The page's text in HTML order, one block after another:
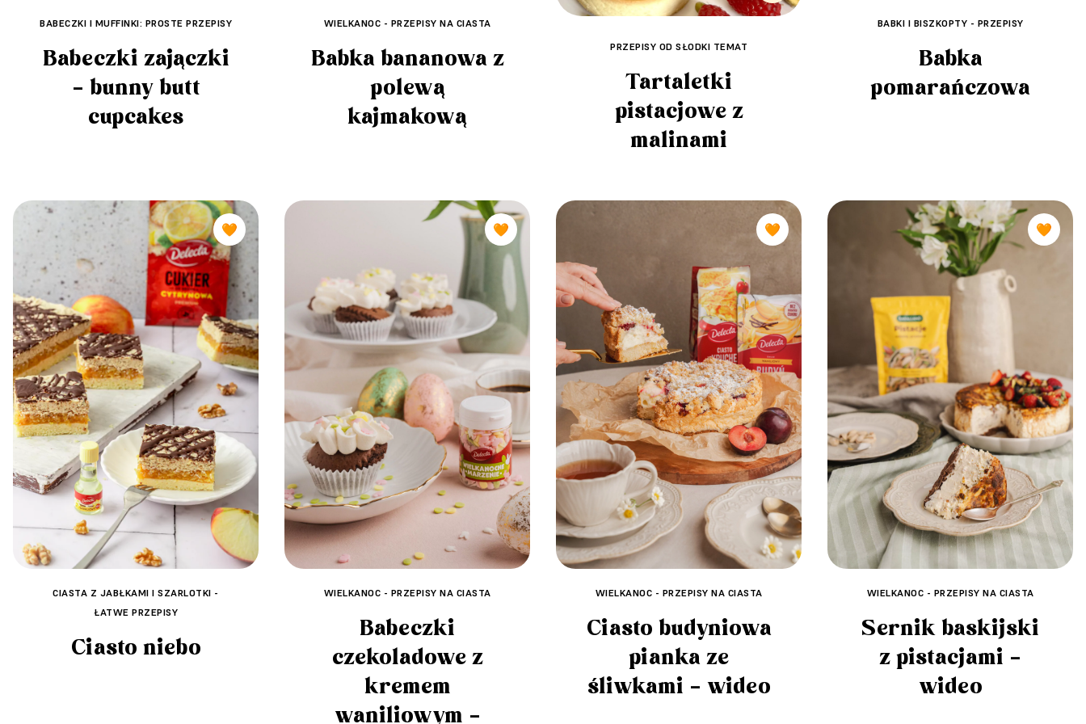
BABECZKI I MUFFINKI: PROSTE PRZEPISY
Babeczki zajączki
– bunny butt
cupcakes
WIELKANOC - PRZEPISY NA CIASTA
Babka bananowa z
polewą
kajmakową
PRZEPISY OD SŁODKI TEMAT
Tartaletki
pistacjowe z
malinami
BABKI I BISZKOPTY - PRZEPISY
Babka
pomarańczowa
🧡
CIASTA Z JABŁKAMI I SZARLOTKI -
ŁATWE PRZEPISY
Ciasto niebo
🧡
WIELKANOC - PRZEPISY NA CIASTA
Babeczki
czekoladowe z
kremem
waniliowym –
🧡
WIELKANOC - PRZEPISY NA CIASTA
Ciasto budyniowa
pianka ze
śliwkami – wideo
🧡
WIELKANOC - PRZEPISY NA CIASTA
Sernik baskijski
z pistacjami –
wideo